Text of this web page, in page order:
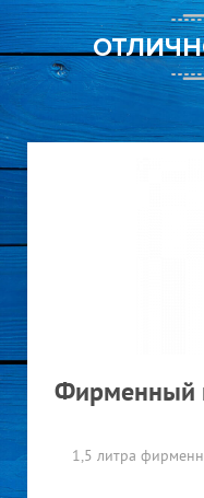
Фирменный
1,5 литра